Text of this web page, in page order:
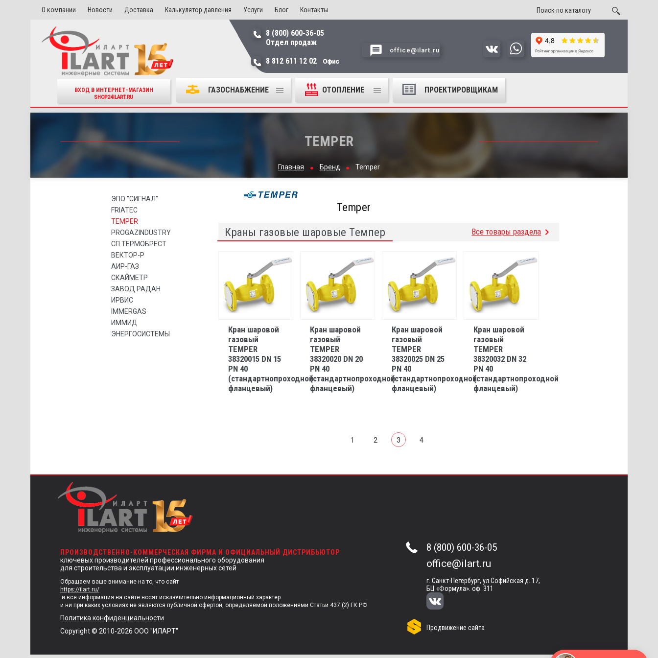
О компании Новости Доставка Калькулятор давления Услуги Блог Контакты
ВХОД В ИНТЕРНЕТ-МАГАЗИН
SHOP24ILART.RU
8 (800) 600-36-05
Отдел продаж
8 812 611 12 02
Офис
office@ilart.ru
ГАЗОСНАБЖЕНИЕ ОТОПЛЕНИЕ ПРОЕКТИРОВЩИКАМ
TEMPER
Главная Бренд Temper
ЭПО "СИГНАЛ"
FRIATEC
TEMPER
PROGAZINDUSTRY
СП ТЕРМОБРЕСТ
ВЕКТОР-Р
АИР-ГАЗ
СКАЙМЕТР
ЗАВОД РАДАН
ИРВИС
IMMERGAS
ИММИД
ЭНЕРГОСИСТЕМЫ
Temper
Краны газовые шаровые Темпер
Все товары раздела
Кран шаровой
газовый
TEMPER
38320015 DN 15
PN 40
(стандартнопроходной
фланцевый)
Кран шаровой
газовый
TEMPER
38320020 DN 20
PN 40
(стандартнопроходной
фланцевый)
Кран шаровой
газовый
TEMPER
38320025 DN 25
PN 40
(стандартнопроходной
фланцевый)
Кран шаровой
газовый
TEMPER
38320032 DN 32
PN 40
(стандартнопроходной
фланцевый)
1 2 3 4
ПРОИЗВОДСТВЕННО-КОММЕРЧЕСКАЯ ФИРМА И ОФИЦИАЛЬНЫЙ ДИСТРИБЬЮТОР
ключевых производителей профессионального оборудования
для строительства и эксплуатации инженерных сетей
Обращаем ваше внимание на то, что сайт
https://ilart.ru/
и вся информация на сайте носят исключительно информационный характер
и ни при каких условиях не являются публичной офертой, определяемой положениями Статьи 437 (2) ГК РФ.
Политика конфиденциальности
Copyright © 2010-2026 ООО "ИЛАРТ"
8 (800) 600-36-05
office@ilart.ru
г. Санкт-Петербург, ул.Софийская д. 17,
БЦ «Формула». оф. 311
Продвижение сайта